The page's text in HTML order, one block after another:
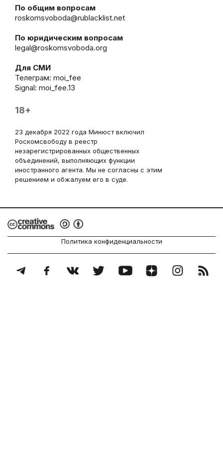
По общим вопросам
roskomsvoboda@rublacklist.net
По юридическим вопросам
legal@roskomsvoboda.org
Для СМИ
Телеграм: moi_fee
Signal: moi_fee.13
18+
23 декабря 2022 года Минюст включил
Роскомсвободу в реестр
незарегистрированных общественных
объединений, выполняющих функции
иностранного агента. Мы не согласны с этим
решением и обжалуем его в суде.
Политика конфиденциальности